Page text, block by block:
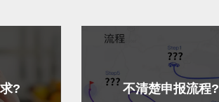
? 不清楚申报流程?